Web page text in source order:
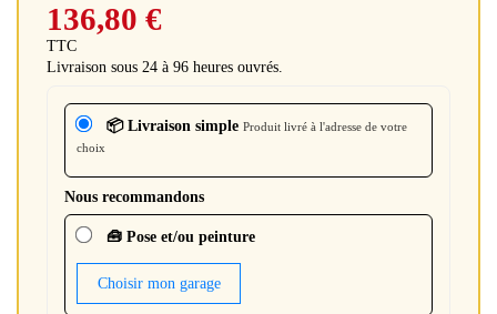
136,80 €
TTC
Livraison sous 24 à 96 heures ouvrés.
📦 Livraison simple Produit livré à l'adresse de votre
choix
Nous recommandons
🧰 Pose et/ou peinture
Choisir mon garage